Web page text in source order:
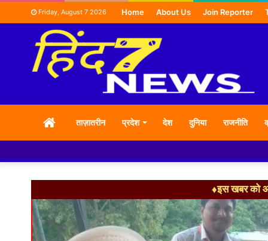
Friday, August 7 2026 Home About Us Join Reporter
HOMEताज़ातरीन प्रदेश देश दुनिया राजनीति
♦इस खबर को